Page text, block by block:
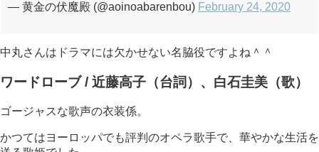
— 黄金の伏魔殿 (@aoinoabarenbou) February 24, 2020
中丸さんはドラマには欠かせない名脇役ですよね＾＾
ワードローブ / 近藤高子（台詞）、白石圭美（歌）
ゴージャスな歌声の衣装係。
かつてはヨーロッパでも評判のオペラ歌手で、華やかな生活を